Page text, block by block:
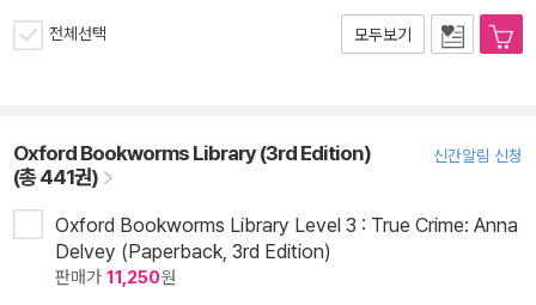
전체선택 모두보기
Oxford Bookworms Library (3rd Edition)
(총 441권)
신간알림 신청
Oxford Bookworms Library Level 3 : True Crime: Anna
Delvey (Paperback, 3rd Edition)
판매가 11,250원